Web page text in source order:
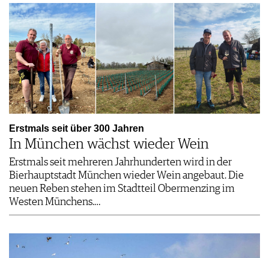
Erstmals seit über 300 Jahren
In München wächst wieder Wein
Erstmals seit mehreren Jahrhunderten wird in der
Bierhauptstadt München wieder Wein angebaut. Die
neuen Reben stehen im Stadtteil Obermenzing im
Westen Münchens.…